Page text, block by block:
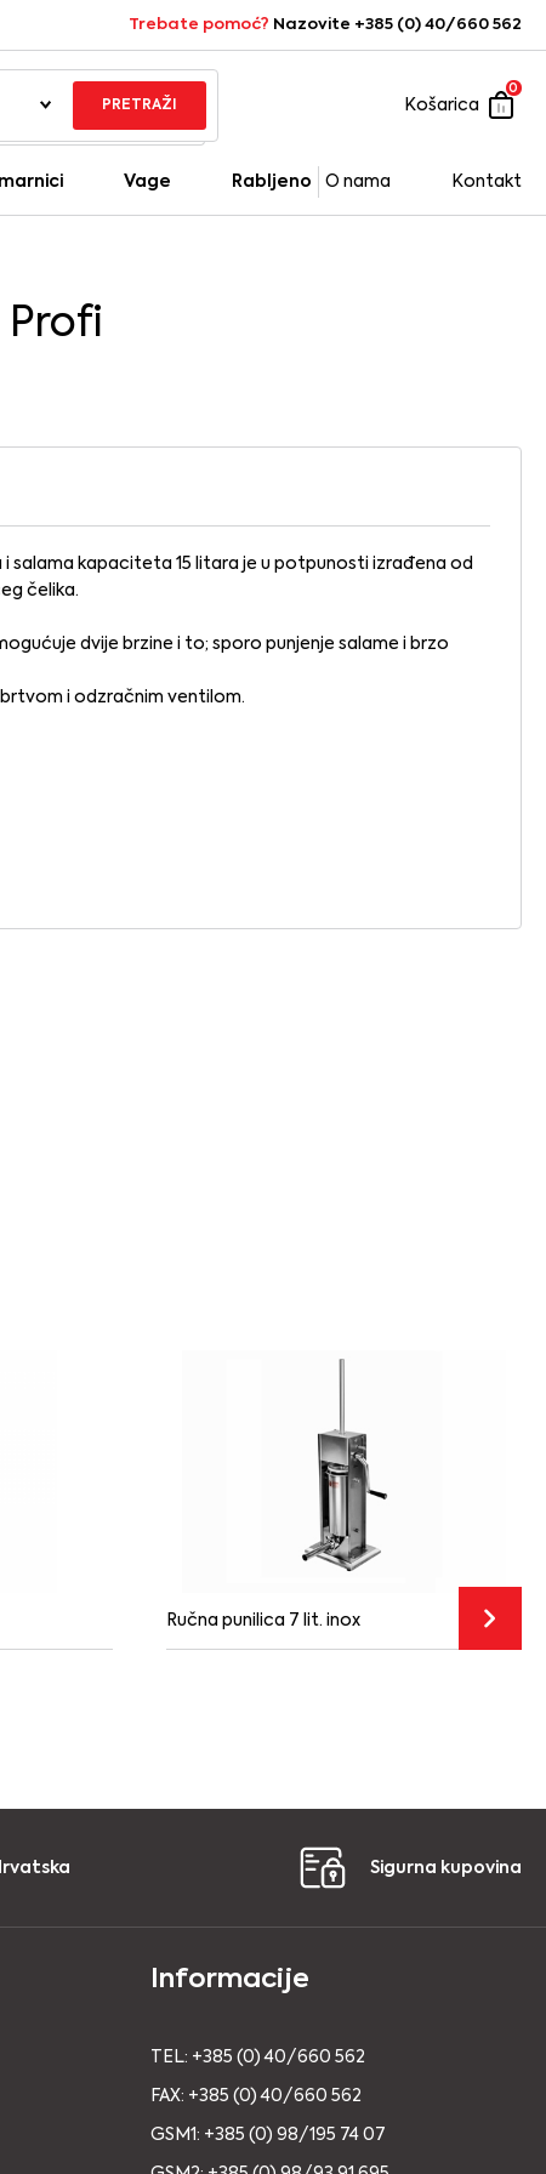
Trebate pomoć? Nazovite +385 (0) 40/660 562
PRETRAŽI Košarica
0
Vage Rabljeno O nama Kontakt
Profi
i salama kapaciteta 15 litara je u potpunosti izrađena od
čelika.
dvije brzine i to; sporo punjenje salame i brzo
brtvom i odzračnim ventilom.
Ručna punilica 7 lit. inox
Sigurna kupovina
Informacije
TEL: +385 (0) 40/660 562
FAX: +385 (0) 40/660 562
GSM1: +385 (0) 98/195 74 07